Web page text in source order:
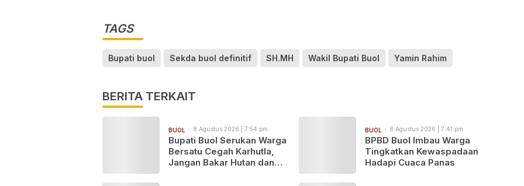
TAGS
Bupati buol Sekda buol definitif SH.MH Wakil Bupati Buol Yamin Rahim
BERITA TERKAIT
BUOL 8 Agustus 2026 | 7:54 pm
Bupati Buol Serukan Warga
Bersatu Cegah Karhutla,
Jangan Bakar Hutan dan
BUOL 8 Agustus 2026 | 7:41 pm
BPBD Buol Imbau Warga
Tingkatkan Kewaspadaan
Hadapi Cuaca Panas